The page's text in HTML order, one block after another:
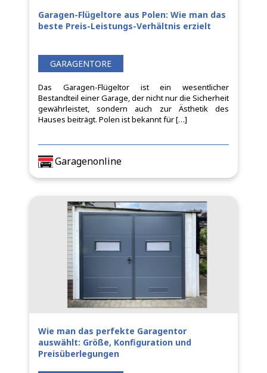
Garagen-Flügeltore aus Polen: Wie man das
beste Preis-Leistungs-Verhältnis erzielt
GARAGENTORE
Das Garagen-Flügeltor ist ein wesentlicher
Bestandteil einer Garage, der nicht nur die Sicherheit
gewährleistet, sondern auch zur Ästhetik des
Hauses beiträgt. Polen ist bekannt für […]
Garagenonline
Wie man das perfekte Garagentor
auswählt: Größe, Konfiguration und
Preisüberlegungen